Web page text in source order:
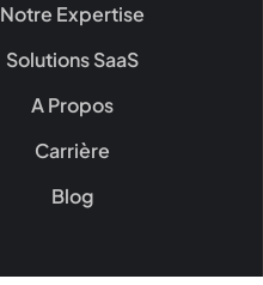
Notre Expertise
Solutions SaaS
A Propos
Carrière
Blog